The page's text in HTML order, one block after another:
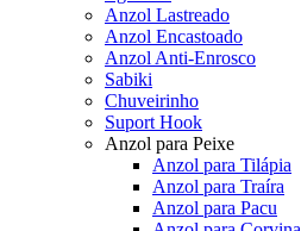
Anzol Lastreado
Anzol Encastoado
Anzol Anti-Enrosco
Sabiki
Chuveirinho
Suport Hook
Anzol para Peixe
Anzol para Tilápia
Anzol para Traíra
Anzol para Pacu